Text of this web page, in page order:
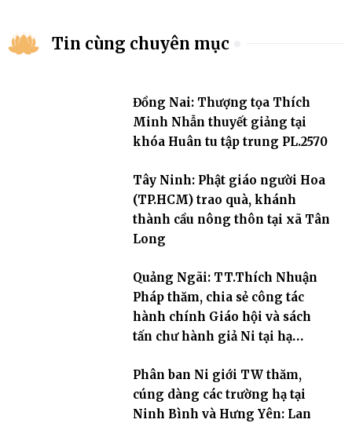
Tin cùng chuyên mục
Đồng Nai: Thượng tọa Thích
Minh Nhẫn thuyết giảng tại
khóa Huân tu tập trung PL.2570
Tây Ninh: Phật giáo người Hoa
(TP.HCM) trao quà, khánh
thành cầu nông thôn tại xã Tân
Long
Quảng Ngãi: TT.Thích Nhuận
Pháp thăm, chia sẻ công tác
hành chính Giáo hội và sách
tấn chư hành giả Ni tại hạ
tỉnh
Phân ban Ni giới TW thăm,
cúng dàng các trường hạ tại
Ninh Bình và Hưng Yên: Lan